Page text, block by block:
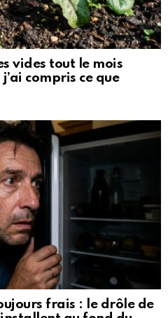
vides tout le mois
compris ce que
frais : le drôle de